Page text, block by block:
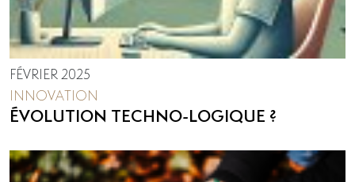
FÉVRIER 2025
INNOVATION
ÉVOLUTION TECHNO-LOGIQUE ?